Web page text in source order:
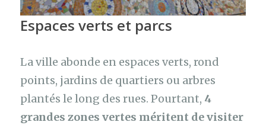
Espaces verts et parcs
La ville abonde en espaces verts, rond
points, jardins de quartiers ou arbres
plantés le long des rues. Pourtant, 4
grandes zones vertes méritent de visiter